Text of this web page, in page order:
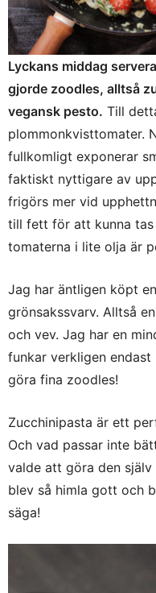
Lyckans middag
gjorde zoodles, alltså
vegansk pesto. Till
plommonkvisttomater.
fullkomligt exponerar
faktiskt nyttigare av
frigörs mer vid
till fett för att kunna
tomaterna i lite olja är
Jag har äntligen köpt
grönsakssvarv. Alltså
och vev. Jag har en
funkar verkligen
göra fina zoodles!
Zucchinipasta är ett
Och vad passar inte
valde att göra den
blev så himla gott och
säga!